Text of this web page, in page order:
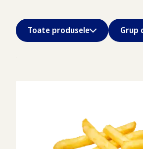
Toate produsele Grup